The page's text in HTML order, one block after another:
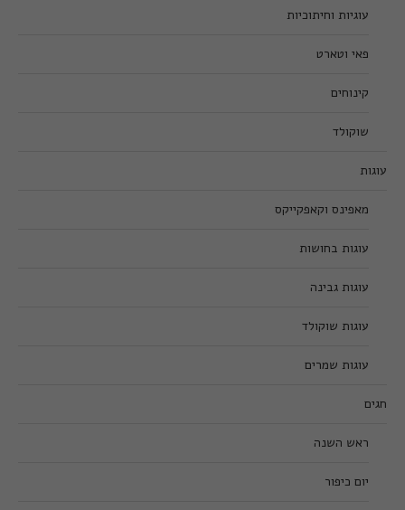
עוגיות וחיתוכיות
פאי וטארט
קינוחים
שוקולד
עוגות
מאפינס וקאפקייקס
עוגות בחושות
עוגות גבינה
עוגות שוקולד
עוגות שמרים
חגים
ראש השנה
יום כיפור